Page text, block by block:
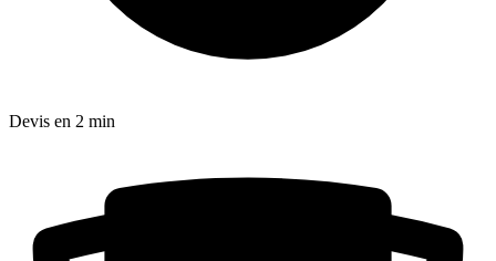
Devis en 2 min